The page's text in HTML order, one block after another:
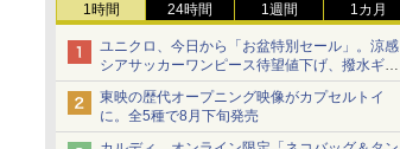
1時間 24時間 1週間 1カ月
ユニクロ、今日から「お盆特別セール」。涼感
シアサッカーワンピース待望値下げ、撥水ギア
ショーツは1990円に
東映の歴代オープニング映像がカプセルトイ
に。全5種で8月下旬発売